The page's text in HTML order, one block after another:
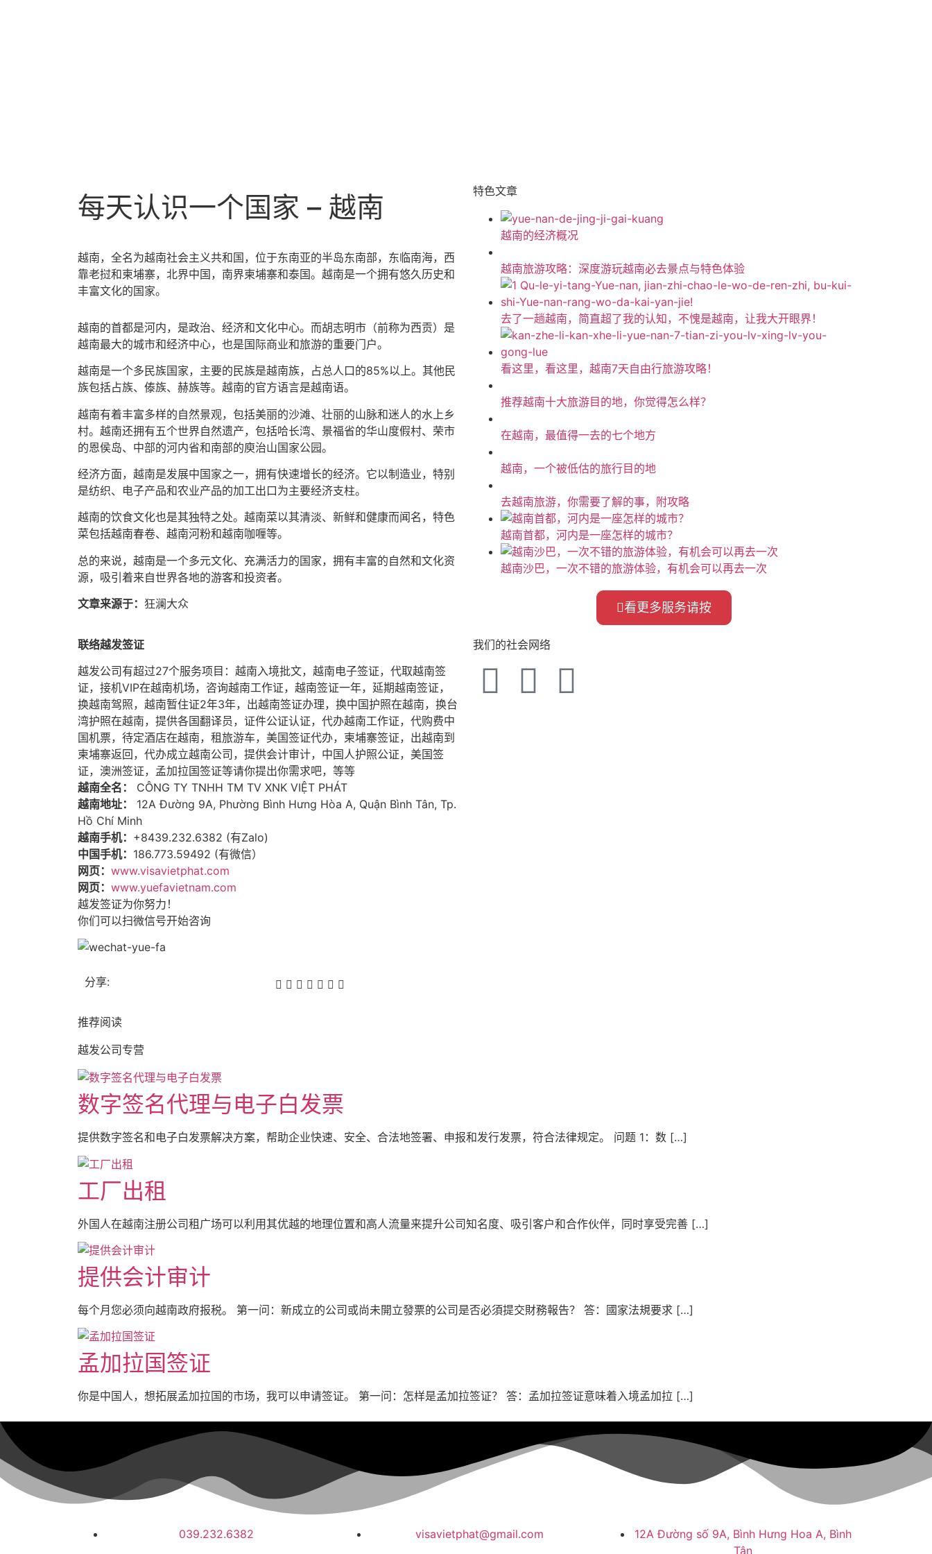
每天认识一个国家 – 越南
越南，全名为越南社会主义共和国，位于东南亚的半岛东南部，东临南海，西
靠老挝和柬埔寨，北界中国，南界柬埔寨和泰国。越南是一个拥有悠久历史和
丰富文化的国家。
越南的首都是河内，是政治、经济和文化中心。而胡志明市（前称为西贡）是
越南最大的城市和经济中心，也是国际商业和旅游的重要门户。
越南是一个多民族国家，主要的民族是越南族，占总人口的85%以上。其他民
族包括占族、傣族、赫族等。越南的官方语言是越南语。
越南有着丰富多样的自然景观，包括美丽的沙滩、壮丽的山脉和迷人的水上乡
村。越南还拥有五个世界自然遗产，包括哈长湾、景福省的华山度假村、荣市
的恩侯岛、中部的河内省和南部的庾治山国家公园。
经济方面，越南是发展中国家之一，拥有快速增长的经济。它以制造业，特别
是纺织、电子产品和农业产品的加工出口为主要经济支柱。
越南的饮食文化也是其独特之处。越南菜以其清淡、新鲜和健康而闻名，特色
菜包括越南春卷、越南河粉和越南咖喱等。
总的来说，越南是一个多元文化、充满活力的国家，拥有丰富的自然和文化资
源，吸引着来自世界各地的游客和投资者。
文章来源于： 狂澜大众
联络越发签证
越发公司有超过27个服务项目：越南入境批文，越南电子签证，代取越南签
证，接机VIP在越南机场，咨询越南工作证，越南签证一年，延期越南签证，
换越南驾照，越南暂住证2年3年，出越南签证办理，换中国护照在越南，换台
湾护照在越南，提供各国翻译员，证件公证认证，代办越南工作证，代购费中
国机票，待定酒店在越南，租旅游车，美国签证代办，柬埔寨签证，出越南到
柬埔寨返回，代办成立越南公司，提供会计审计，中国人护照公证，美国签
证，澳洲签证，孟加拉国签证等请你提出你需求吧，等等
越南全名：
CÔNG TY TNHH TM TV XNK VIỆT PHÁT
越南地址：
12A Đường 9A, Phường Bình Hưng Hòa A, Quận Bình Tân, Tp.
Hồ Chí Minh
越南手机： +8439.232.6382 (有Zalo)
中国手机： 186.773.59492 (有微信）
网页： www.visavietphat.com
网页： www.yuefavietnam.com
越发签证为你努力！
你们可以扫微信号开始咨询
分享:
特色文章
越南的经济概况
越南旅游攻略：深度游玩越南必去景点与特色体验
去了一趟越南，简直超了我的认知，不愧是越南，让我大开眼界！
看这里，看这里，越南7天自由行旅游攻略！
推荐越南十大旅游目的地，你觉得怎么样？
在越南，最值得一去的七个地方
越南，一个被低估的旅行目的地
去越南旅游，你需要了解的事，附攻略
越南首都，河内是一座怎样的城市？
越南沙巴，一次不错的旅游体验，有机会可以再去一次
看更多服务请按
我们的社会网络
推荐阅读
越发公司专营
数字签名代理与电子白发票
提供数字签名和电子白发票解决方案，帮助企业快速、安全、合法地签署、申报和发行发票，符合法律规定。 问题 1：数 […]
工厂出租
外国人在越南注册公司租广场可以利用其优越的地理位置和高人流量来提升公司知名度、吸引客户和合作伙伴，同时享受完善 […]
提供会计审计
每个月您必须向越南政府报税。 第一问：新成立的公司或尚未開立發票的公司是否必須提交財務報告？ 答：國家法規要求 […]
孟加拉国签证
你是中国人，想拓展孟加拉国的市场，我可以申请签证。 第一问：怎样是孟加拉签证？ 答：孟加拉签证意味着入境孟加拉 […]
039.232.6382 visavietphat@gmail.com
12A Đường số 9A, Bình Hưng Hoa A, Bình
Tân